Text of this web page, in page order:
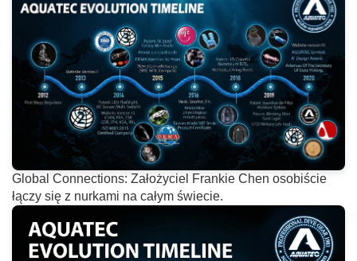
Global Connections: Założyciel Frankie Chen osobiście
łączy się z nurkami na całym świecie.